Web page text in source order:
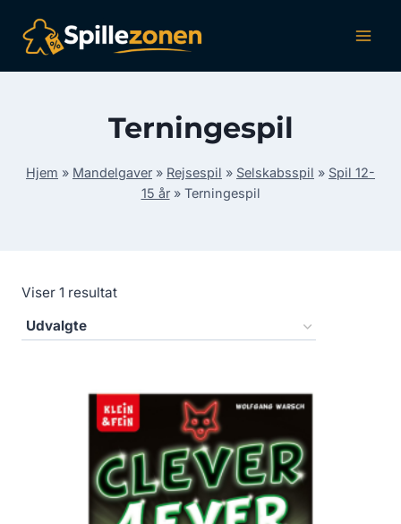
indhold
Terningespil
Hjem » Mandelgaver » Rejsespil » Selskabsspil » Spil 12-
15 år» Terningespil
Viser 1 resultat